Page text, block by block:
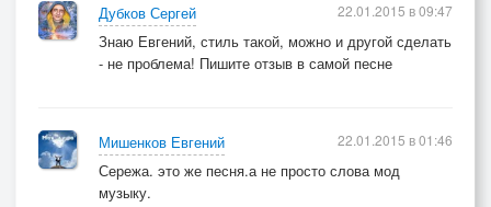
Дубков Сергей
Знаю Евгений, стиль такой, можно и другой сделать
- не проблема! Пишите отзыв в самой песне
22.01.2015 в 09:47
Мишенков Евгений
Сережа. это же песня.а не просто слова мод
музыку.
22.01.2015 в 01:46